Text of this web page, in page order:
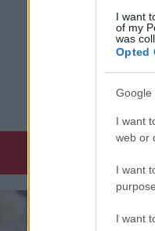
I want
of my
was
Opted
Google
I want
web or
I want
I want
KONYHA